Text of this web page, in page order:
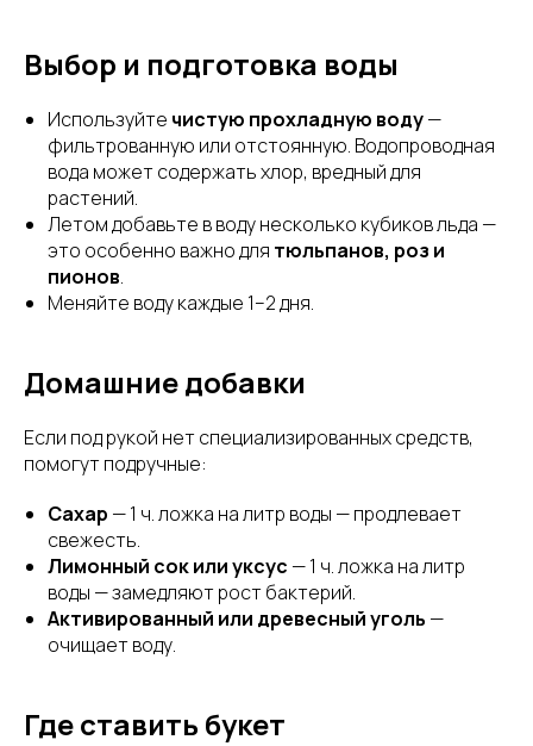
Выбор и подготовка воды
Используйте чистую прохладную воду—
фильтрованную или отстоянную. Водопроводная
вода может содержать хлор, вредный для
растений.
Летом добавьте в воду несколько кубиков льда —
это особенно важно для тюльпанов, роз и
пионов.
Меняйте воду каждые 1–2 дня.
Домашние добавки
Если под рукой нет специализированных средств,
помогут подручные:
Сахар — 1 ч. ложка на литр воды — продлевает
свежесть.
Лимонный сок или уксус — 1 ч. ложка на литр
воды — замедляют рост бактерий.
Активированный или древесный уголь —
очищает воду.
Где ставить букет